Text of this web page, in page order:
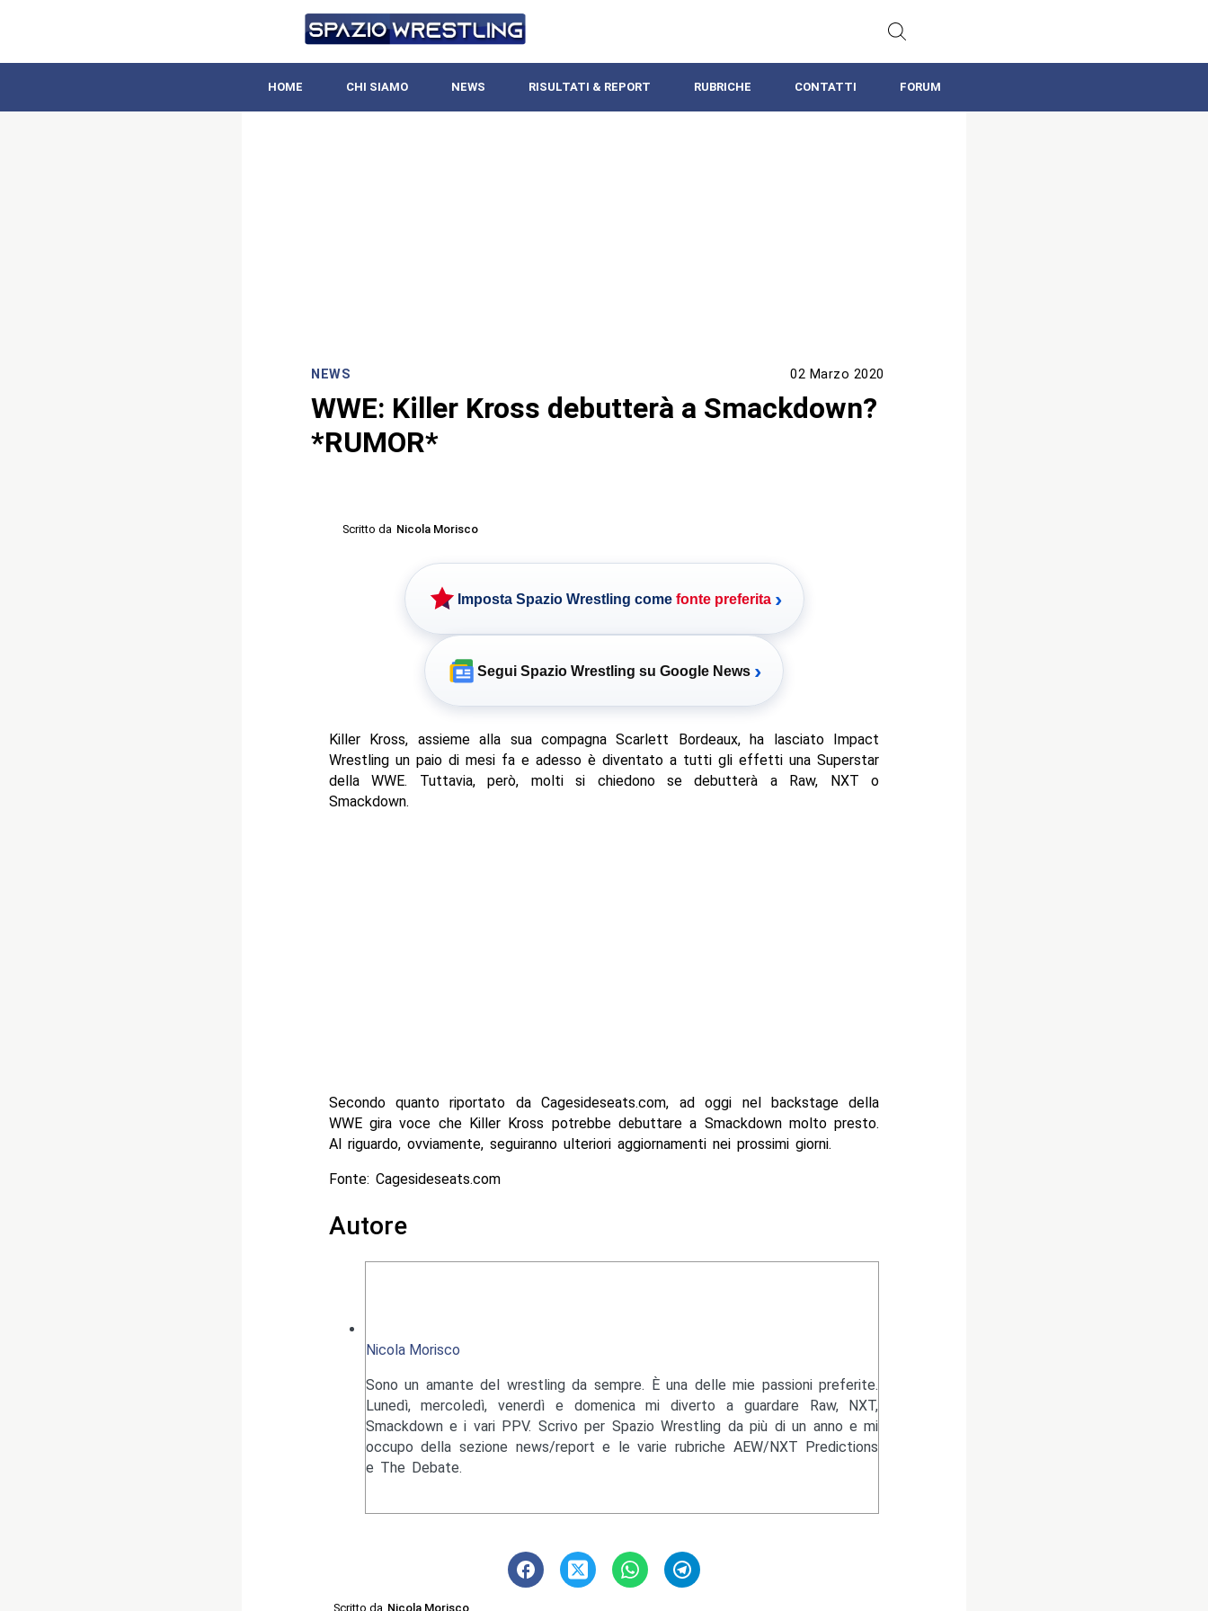
HOME CHI SIAMO NEWS RISULTATI & REPORT RUBRICHE CONTATTI FORUM
NEWS 02 Marzo 2020
WWE: Killer Kross debutterà a Smackdown?
*RUMOR*
Scritto da Nicola Morisco
Imposta Spazio Wrestling come fonte preferita ›
Segui Spazio Wrestling su Google News ›
Killer Kross, assieme alla sua compagna Scarlett Bordeaux, ha lasciato Impact
Wrestling un paio di mesi fa e adesso è diventato a tutti gli effetti una Superstar
della WWE. Tuttavia, però, molti si chiedono se debutterà a Raw, NXT o
Smackdown.
Secondo quanto riportato da Cagesideseats.com, ad oggi nel backstage della
WWE gira voce che Killer Kross potrebbe debuttare a Smackdown molto presto.
Al riguardo, ovviamente, seguiranno ulteriori aggiornamenti nei prossimi giorni.
Fonte: Cagesideseats.com
Autore
Nicola Morisco
Sono un amante del wrestling da sempre. È una delle mie passioni preferite.
Lunedì, mercoledì, venerdì e domenica mi diverto a guardare Raw, NXT,
Smackdown e i vari PPV. Scrivo per Spazio Wrestling da più di un anno e mi
occupo della sezione news/report e le varie rubriche AEW/NXT Predictions
e The Debate.
Scritto da Nicola Morisco